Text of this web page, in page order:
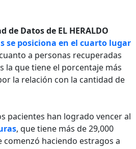
de Datos de EL HERALDO
se posiciona en el cuarto lugar
a personas recuperadas
la que tiene el porcentaje más
la relación con la cantidad de
pacientes han logrado vencer al
, que tiene más de 29,000
haciendo estragos a